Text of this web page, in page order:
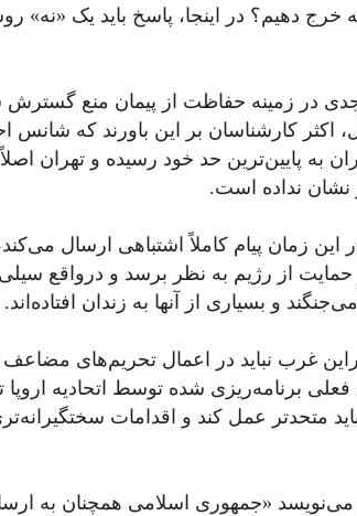
دهیم؟ در اینجا، پاسخ باید یک «نه»
جدی در زمینه حفاظت از پیمان منع
اکثر کارشناسان بر این باورند که شانس
به پایین‌ترین حد خود رسیده و تهران اصلاً
نشان نداده است.
این زمان پیام کاملاً اشتباهی ارسال
از رژیم به نظر برسد و درواقع
و بسیاری از آنها به زندان افتاده‌‌اند.
غرب نباید در اعمال تحریم‌های مضاعف
برنامه‌ریزی شده توسط اتحادیه اروپا
متحدتر عمل کند و اقدامات
می‌نویسد «جمهوری اسلامی همچنان به